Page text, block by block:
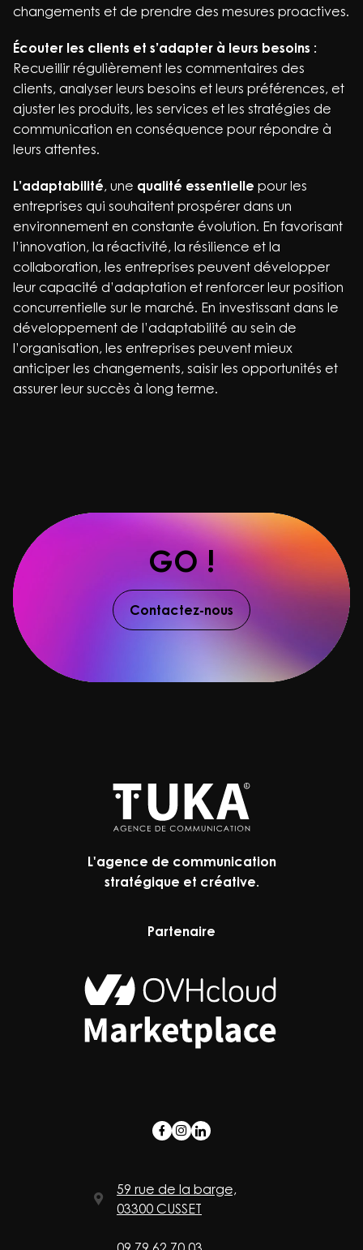
changements et de prendre des mesures proactives.
Écouter les clients et s’adapter à leurs besoins :
Recueillir régulièrement les commentaires des
clients, analyser leurs besoins et leurs préférences, et
ajuster les produits, les services et les stratégies de
communication en conséquence pour répondre à
leurs attentes.
L’adaptabilité, une qualité essentielle pour les
entreprises qui souhaitent prospérer dans un
environnement en constante évolution. En favorisant
l’innovation, la réactivité, la résilience et la
collaboration, les entreprises peuvent développer
leur capacité d’adaptation et renforcer leur position
concurrentielle sur le marché. En investissant dans le
développement de l’adaptabilité au sein de
l’organisation, les entreprises peuvent mieux
anticiper les changements, saisir les opportunités et
assurer leur succès à long terme.
GO !
Contactez-nous
L'agence de communication
stratégique et créative.
Partenaire
59 rue de la barge,
03300 CUSSET